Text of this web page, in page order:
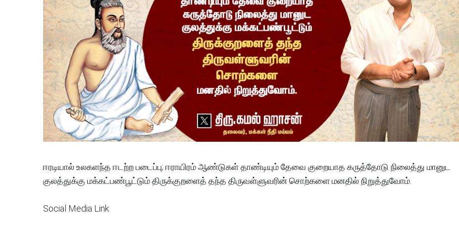
ஈரடியால் உலகளந்த ஈடற்ற படைப்பு; ஈராயிரம் ஆண்டுகள் தாண்டியும் தேவை குறையாத கருத்தோடு நிலைத்து மானுட
குலத்துக்கு மக்கட்பண்பூட்டும் திருக்குறளைத் தந்த திருவள்ளுவரின் சொற்களை மனதில் நிறுத்துவோம்.
Social Media Link